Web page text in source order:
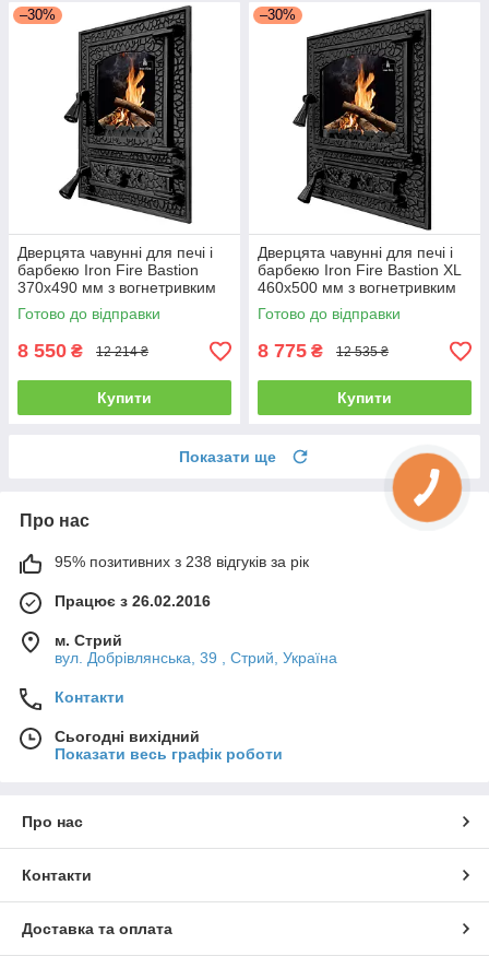
–30%
Дверцята чавунні для печі і
барбекю Iron Fire Bastion
370х490 мм з вогнетривким
склом Robax
Готово до відправки
8 550 ₴ 12 214 ₴
Купити
–30%
Дверцята чавунні для печі і
барбекю Iron Fire Bastion XL
460х500 мм з вогнетривким
склом Robax
Готово до відправки
8 775 ₴ 12 535 ₴
Купити
Показати ще
Про нас
95% позитивних з 238 відгуків за рік
Працює з 26.02.2016
м. Стрий
вул. Добрівлянська, 39 , Стрий, Україна
Контакти
Сьогодні вихідний
Показати весь графік роботи
Про нас
Контакти
Доставка та оплата